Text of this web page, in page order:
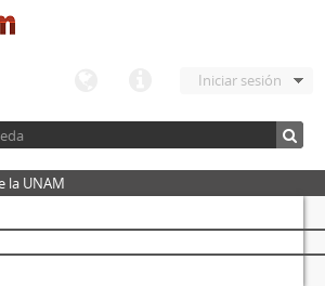
Iniciar sesión
la UNAM